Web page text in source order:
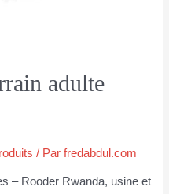
adulte
/ Parfredabdul.com
– Rooder Rwanda, usine et